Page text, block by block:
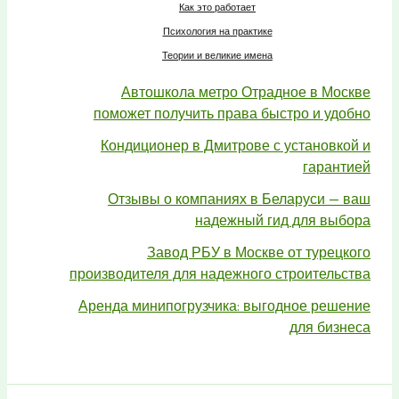
Как это работает
Психология на практике
Теории и великие имена
Автошкола метро Отрадное в Москве
поможет получить права быстро и удобно
Кондиционер в Дмитрове с установкой и
гарантией
Отзывы о компаниях в Беларуси — ваш
надежный гид для выбора
Завод РБУ в Москве от турецкого
производителя для надежного строительства
Аренда минипогрузчика: выгодное решение
для бизнеса